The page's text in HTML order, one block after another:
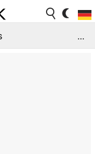
...